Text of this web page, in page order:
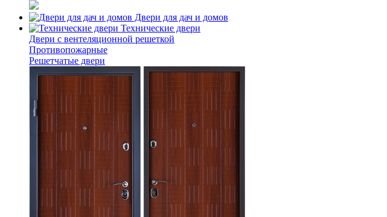
Двери для дач и домов
Технические двери
Двери с вентеляционной решеткой
Противопожарные
Решетчатые двери